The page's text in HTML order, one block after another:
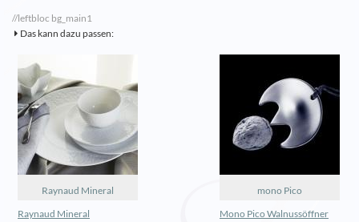
//leftbloc bg_main1
Das kann dazu passen:
Raynaud Mineral
Raynaud Mineral
mono Pico
Mono Pico Walnussöffner